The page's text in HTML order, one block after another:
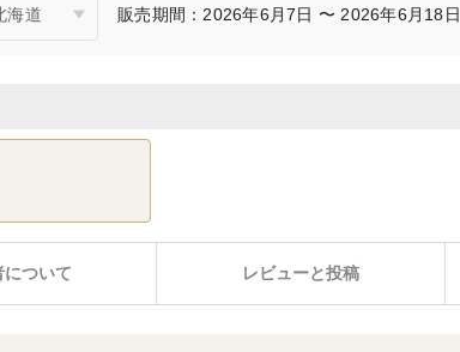
販売期間：2026年6月7日 〜 2026年6月18日
レビューと投稿
について